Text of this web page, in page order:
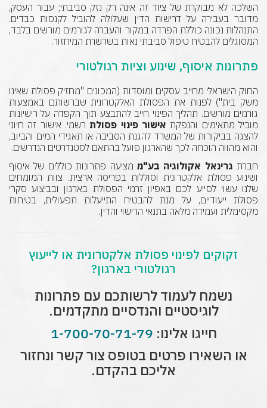
השלכה לא מבוקרת של ציוד זה אינה רק נזק סביבתי; עבור העסק,
מדובר בעבירה על דרישות הדין שעלולה להוביל לקנסות כבדים.
התנהלות נכונה כוללת הפרדה במקור והעברה לגורמים מורשים בלבד,
המסוגלים להבטיח טיפול סביבתי נאות בשרשרת המיחזור.
פתרונות איסוף, שינוע וציות רגולטורי
החוק הישראלי מחייב עסקים ומוסדות (המכונים "מחזיק פסולת שאינו
משק בית") לפנות את הפסולת האלקטרונית שברשותם באמצעות
גורמים מורשים. תהליך הפינוי חייב להתבצע תוך הקפדה על רישיונות
מוביל מתאימים והנפקת אישור פינוי פסולת רשמי. אישור זה חיוני
להצגה בביקורות של המשרד להגנת הסביבה או תאגידי המים והביוב,
והוא מהווה הוכחה לכך שהארגון פועל בהתאם לסטנדרטים הנדרשים.
חברת גרינאל אקולוגיה בע"מ מציעה פתרונות כוללים של איסוף
ושינוע פסולת אלקטרונית וסוללות בפריסה ארצית. צוות המומחים
שלנו עשוי לסייע לכם באפיון זרמי הפסולת בארגון ובביצוע סקרי
פסולת ייעודיים, על מנת להבטיח התייעלות תפעולית, בטיחות
מקסימלית ועמידה מלאה בתנאי הרישוי והדין.
זקוקים לפינוי פסולת אלקטרונית או לייעוץ
רגולטורי בארגון?
נשמח לעמוד לרשותכם עם פתרונות
לוגיסטיים והנדסיים מתקדמים.
חייגו אלינו: 1-700-70-71-79
או השאירו פרטים בטופס צור קשר ונחזור
אליכם בהקדם.